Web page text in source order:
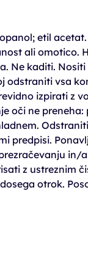
etil
ali omotico.
Ne kaditi.
odstraniti vsa
izpirati z
oči ne
predpisi.
z ustreznim
otrok.